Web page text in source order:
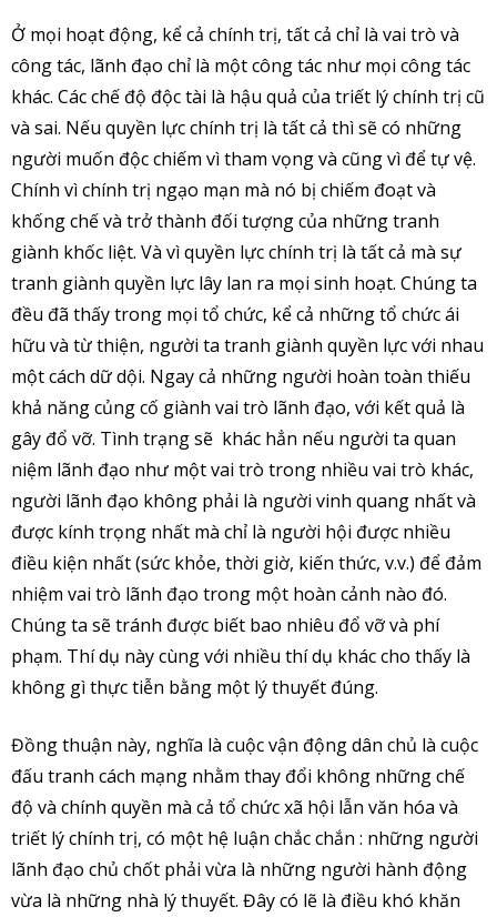
Ở mọi hoạt động, kể cả chính trị, tất cả chỉ là vai trò và
công tác, lãnh đạo chỉ là một công tác như mọi công tác
khác. Các chế độ độc tài là hậu quả của triết lý chính trị cũ
và sai. Nếu quyền lực chính trị là tất cả thì sẽ có những
người muốn độc chiếm vì tham vọng và cũng vì để tự vệ.
Chính vì chính trị ngạo mạn mà nó bị chiếm đoạt và
khống chế và trở thành đối tượng của những tranh
giành khốc liệt. Và vì quyền lực chính trị là tất cả mà sự
tranh giành quyền lực lây lan ra mọi sinh hoạt. Chúng ta
đều đã thấy trong mọi tổ chức, kể cả những tổ chức ái
hữu và từ thiện, người ta tranh giành quyền lực với nhau
một cách dữ dội. Ngay cả những người hoàn toàn thiếu
khả năng củng cố giành vai trò lãnh đạo, với kết quả là
gây đổ vỡ. Tình trạng sẽ khác hẳn nếu người ta quan
niệm lãnh đạo như một vai trò trong nhiều vai trò khác,
người lãnh đạo không phải là người vinh quang nhất và
được kính trọng nhất mà chỉ là người hội được nhiều
điều kiện nhất (sức khỏe, thời giờ, kiến thức, v.v.) để đảm
nhiệm vai trò lãnh đạo trong một hoàn cảnh nào đó.
Chúng ta sẽ tránh được biết bao nhiêu đổ vỡ và phí
phạm. Thí dụ này cùng với nhiều thí dụ khác cho thấy là
không gì thực tiễn bằng một lý thuyết đúng.
Đồng thuận này, nghĩa là cuộc vận động dân chủ là cuộc
đấu tranh cách mạng nhằm thay đổi không những chế
độ và chính quyền mà cả tổ chức xã hội lẫn văn hóa và
triết lý chính trị, có một hệ luận chắc chắn : những người
lãnh đạo chủ chốt phải vừa là những người hành động
vừa là những nhà lý thuyết. Đây có lẽ là điều khó khăn